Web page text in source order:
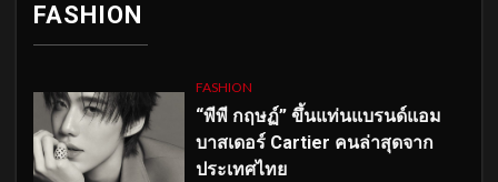
FASHION
FASHION
“พีพี กฤษฏ์” ขึ้นแท่นแบรนด์แอม
บาสเดอร์ Cartier คนล่าสุดจาก
ประเทศไทย